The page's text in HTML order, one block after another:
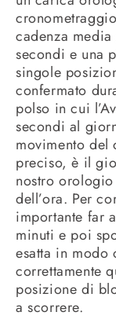
cadenza
secondi e una
singole
confermato
polso in cui
secondi al
movimento
preciso, è il
nostro
dell’ora. Per
importante far
minuti e poi
esatta in modo
correttamente
posizione di
a scorrere.